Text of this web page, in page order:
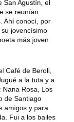
San Agustín, el
se reunían
Ahí conocí, por
jovencísimo
más joven
Café de Beroli,
a la tuta y a
Nana Rosa, Los
de Santiago
amigos y para
Fui a los bailes